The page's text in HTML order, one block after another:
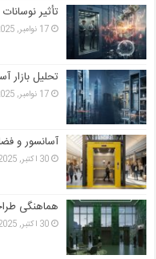
تأثیر
17 نوامبر, 2025
تحلیل
17 نوامبر, 2025
آسانسور و
30 اکتبر, 2025
هماهنگی
30 اکتبر, 2025